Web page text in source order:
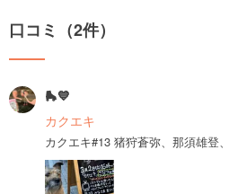
口コミ（2件）
🛼💙
カクエキ
カクエキ#13 猪狩蒼弥、那須雄登